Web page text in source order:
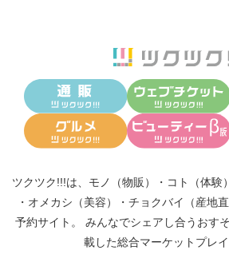
ツクツク!!!は、 モノ（物販） ・ コト（体験）
・ オメカシ（美容） ・ チョクバイ（産地直
予約サイト。
みんなでシェアし合う おす
載した総合マーケットプレイ